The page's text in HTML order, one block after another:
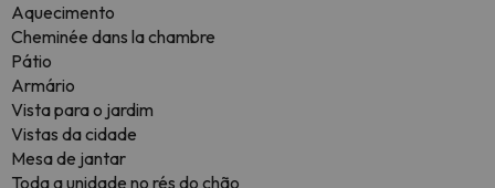
Aquecimento
Cheminée dans la chambre
Pátio
Armário
Vista para o jardim
Vistas da cidade
Mesa de jantar
Toda a unidade no rés do chão